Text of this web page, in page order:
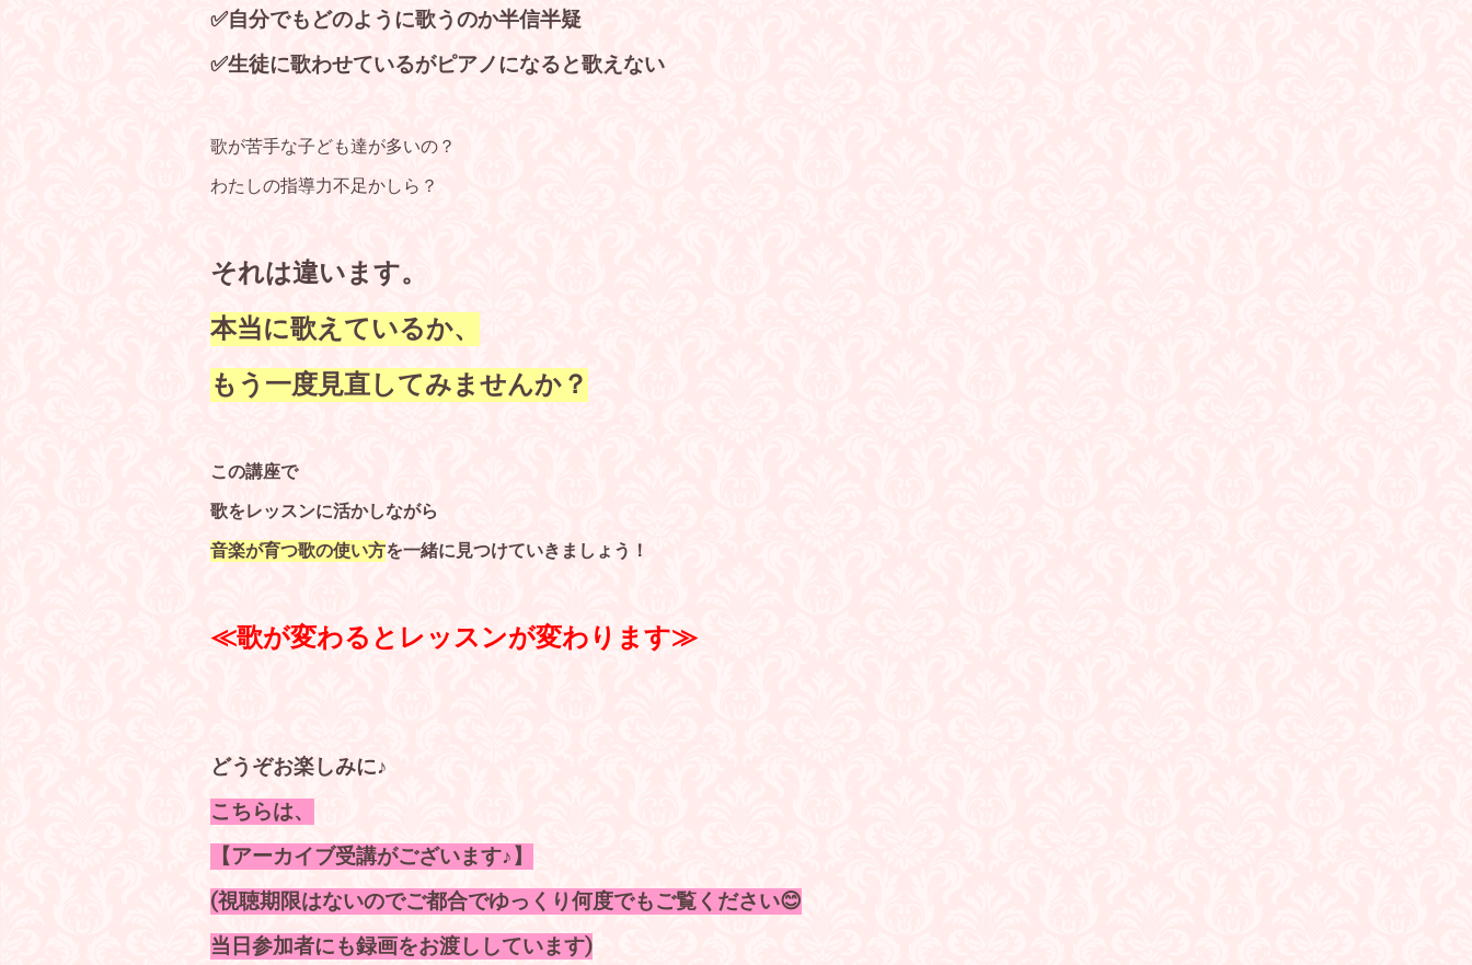
✅自分でもどのように歌うのか半信半疑
✅生徒に歌わせているがピアノになると歌えない
歌が苦手な子ども達が多いの？
わたしの指導力不足かしら？
それは違います。
本当に歌えているか、
もう一度見直してみませんか？
この講座で
歌をレッスンに活かしながら
音楽が育つ歌の使い方を一緒に見つけていきましょう！
≪歌が変わるとレッスンが変わります≫
どうぞお楽しみに♪
こちらは、
【アーカイブ受講がございます♪】
(視聴期限はないのでご都合でゆっくり何度でもご覧ください😊
当日参加者にも録画をお渡ししています)